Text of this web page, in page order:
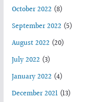
October 2022 (8)
September 2022 (5)
August 2022 (20)
July 2022 (3)
January 2022 (4)
December 2021(13)